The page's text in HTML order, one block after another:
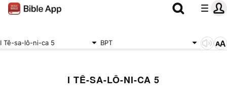
I Tê-sa-lô-ni-ca 5 BPT
I TÊ-SA-LÔ-NI-CA 5